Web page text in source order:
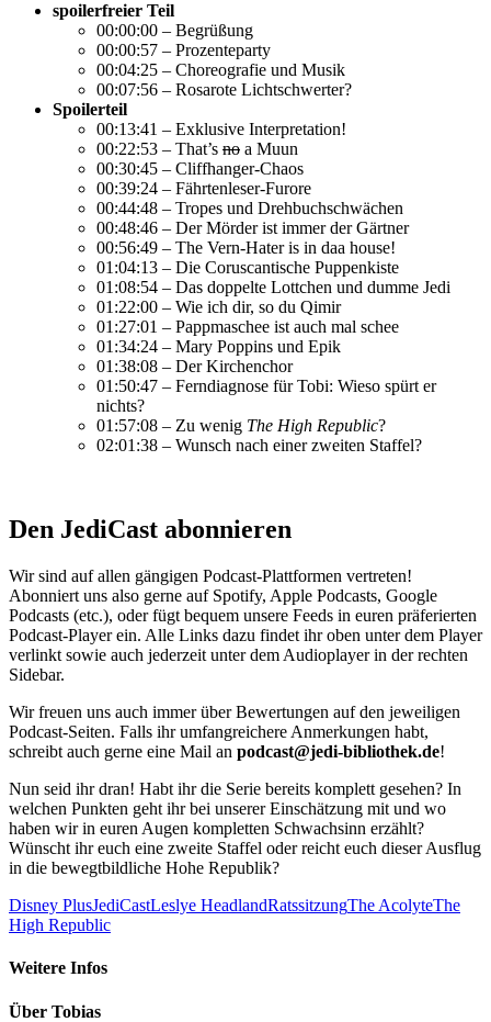
spoilerfreier Teil
00:00:00 – Begrüßung
00:00:57 – Prozenteparty
00:04:25 – Choreografie und Musik
00:07:56 – Rosarote Lichtschwerter?
Spoilerteil
00:13:41 – Exklusive Interpretation!
00:22:53 – That’s no a Muun
00:30:45 – Cliffhanger-Chaos
00:39:24 – Fährtenleser-Furore
00:44:48 – Tropes und Drehbuchschwächen
00:48:46 – Der Mörder ist immer der Gärtner
00:56:49 – The Vern-Hater is in daa house!
01:04:13 – Die Coruscantische Puppenkiste
01:08:54 – Das doppelte Lottchen und dumme Jedi
01:22:00 – Wie ich dir, so du Qimir
01:27:01 – Pappmaschee ist auch mal schee
01:34:24 – Mary Poppins und Epik
01:38:08 – Der Kirchenchor
01:50:47 – Ferndiagnose für Tobi: Wieso spürt er
nichts?
01:57:08 – Zu wenig The High Republic?
02:01:38 – Wunsch nach einer zweiten Staffel?
Den JediCast abonnieren
Wir sind auf allen gängigen Podcast-Plattformen vertreten!
Abonniert uns also gerne auf Spotify, Apple Podcasts, Google
Podcasts (etc.), oder fügt bequem unsere Feeds in euren präferierten
Podcast-Player ein. Alle Links dazu findet ihr oben unter dem Player
verlinkt sowie auch jederzeit unter dem Audioplayer in der rechten
Sidebar.
Wir freuen uns auch immer über Bewertungen auf den jeweiligen
Podcast-Seiten. Falls ihr umfangreichere Anmerkungen habt,
schreibt auch gerne eine Mail an podcast@jedi-bibliothek.de!
Nun seid ihr dran! Habt ihr die Serie bereits komplett gesehen? In
welchen Punkten geht ihr bei unserer Einschätzung mit und wo
haben wir in euren Augen kompletten Schwachsinn erzählt?
Wünscht ihr euch eine zweite Staffel oder reicht euch dieser Ausflug
in die bewegtbildliche Hohe Republik?
Disney PlusJediCastLeslye HeadlandRatssitzungThe AcolyteThe
High Republic
Weitere Infos
Über Tobias